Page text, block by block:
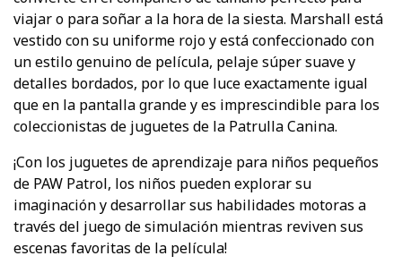
viajar o para soñar a la hora de la siesta. Marshall está
vestido con su uniforme rojo y está confeccionado con
un estilo genuino de película, pelaje súper suave y
detalles bordados, por lo que luce exactamente igual
que en la pantalla grande y es imprescindible para los
coleccionistas de juguetes de la Patrulla Canina.
¡Con los juguetes de aprendizaje para niños pequeños
de PAW Patrol, los niños pueden explorar su
imaginación y desarrollar sus habilidades motoras a
través del juego de simulación mientras reviven sus
escenas favoritas de la película!